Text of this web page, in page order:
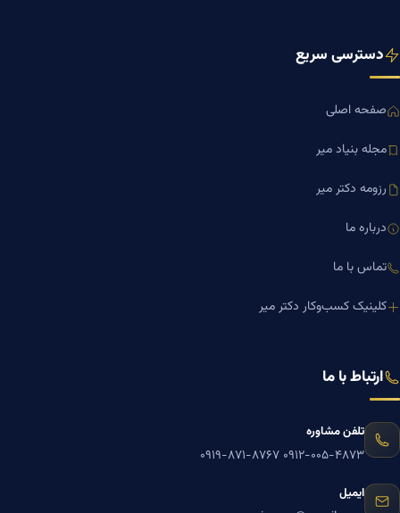
دسترسی سریع
صفحه اصلی
مجله بنیاد میر
رزومه دکتر میر
درباره ما
تماس با ما
کلینیک کسب‌وکار دکتر میر
ارتباط با ما
تلفن مشاوره
۰۹۱۲-۰۰۵-۴۸۷۳ ۰۹۱۹-۸۷۱-۸۷۶۷
ایمیل